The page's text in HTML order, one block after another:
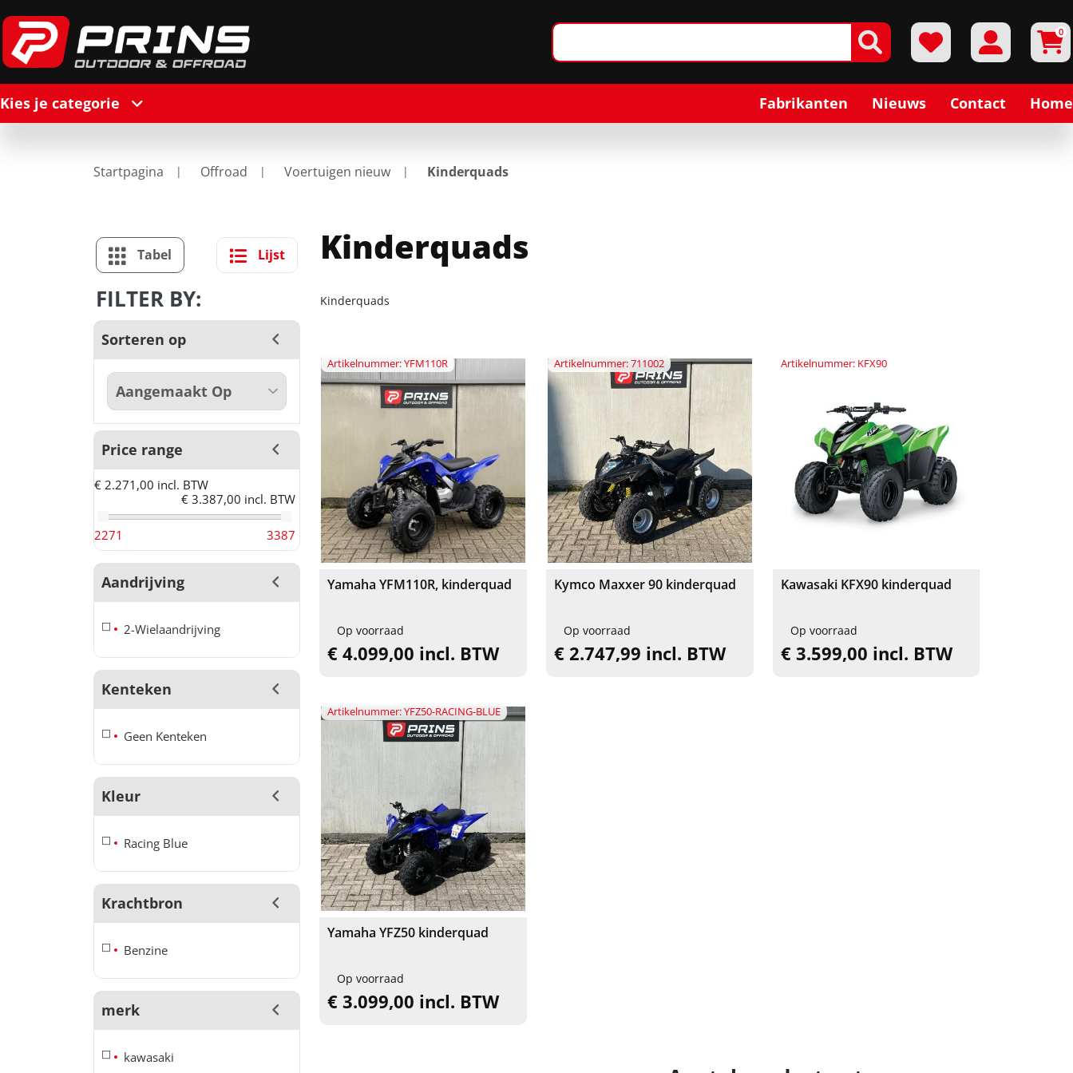
0
Kies je categorie Fabrikanten Nieuws Contact Home
Startpagina Offroad Voertuigen nieuw Kinderquads
Tabel Lijst
FILTER BY:
Sorteren op
Price range
€ 2.271,00 incl. BTW
€ 3.387,00 incl. BTW
2271 3387
Aandrijving
2-Wielaandrijving
Kenteken
Geen Kenteken
Kleur
Racing Blue
Krachtbron
Benzine
merk
kawasaki
Kinderquads
Kinderquads
Artikelnummer: YFM110R
Yamaha YFM110R, kinderquad
Op voorraad
€ 4.099,00 incl. BTW
Artikelnummer: 711002
Kymco Maxxer 90 kinderquad
Op voorraad
€ 2.747,99 incl. BTW
Artikelnummer: KFX90
Kawasaki KFX90 kinderquad
Op voorraad
€ 3.599,00 incl. BTW
Artikelnummer: YFZ50-RACING-BLUE
Yamaha YFZ50 kinderquad
Op voorraad
€ 3.099,00 incl. BTW